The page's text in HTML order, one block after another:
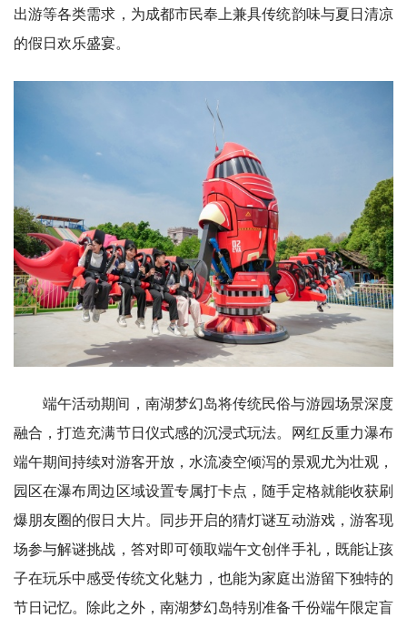
出游等各类需求，为成都市民奉上兼具传统韵味与夏日清凉
的假日欢乐盛宴。
端午活动期间，南湖梦幻岛将传统民俗与游园场景深度
融合，打造充满节日仪式感的沉浸式玩法。网红反重力瀑布
端午期间持续对游客开放，水流凌空倾泻的景观尤为壮观，
园区在瀑布周边区域设置专属打卡点，随手定格就能收获刷
爆朋友圈的假日大片。同步开启的猜灯谜互动游戏，游客现
场参与解谜挑战，答对即可领取端午文创伴手礼，既能让孩
子在玩乐中感受传统文化魅力，也能为家庭出游留下独特的
节日记忆。除此之外，南湖梦幻岛特别准备千份端午限定盲